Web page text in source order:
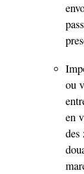
ou
en
des